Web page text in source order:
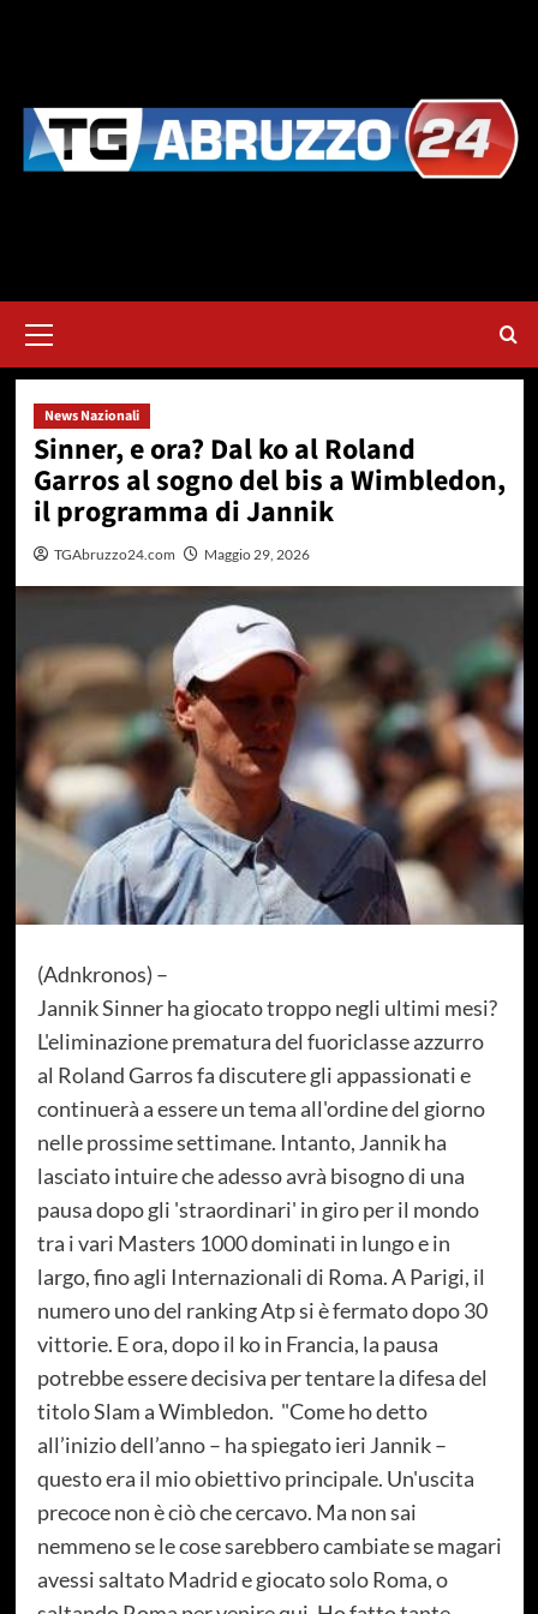
principale
News Nazionali
Sinner, e ora? Dal ko al Roland
Garros al sogno del bis a Wimbledon,
il programma di Jannik
TGAbruzzo24.com Maggio 29, 2026
(Adnkronos) –
Jannik Sinner ha giocato troppo negli ultimi mesi?
L'eliminazione prematura del fuoriclasse azzurro
al Roland Garros fa discutere gli appassionati e
continuerà a essere un tema all'ordine del giorno
nelle prossime settimane. Intanto, Jannik ha
lasciato intuire che adesso avrà bisogno di una
pausa dopo gli 'straordinari' in giro per il mondo
tra i vari Masters 1000 dominati in lungo e in
largo, fino agli Internazionali di Roma. A Parigi, il
numero uno del ranking Atp si è fermato dopo 30
vittorie. E ora, dopo il ko in Francia, la pausa
potrebbe essere decisiva per tentare la difesa del
titolo Slam a Wimbledon. "Come ho detto
all’inizio dell’anno – ha spiegato ieri Jannik –
questo era il mio obiettivo principale. Un'uscita
precoce non è ciò che cercavo. Ma non sai
nemmeno se le cose sarebbero cambiate se magari
avessi saltato Madrid e giocato solo Roma, o